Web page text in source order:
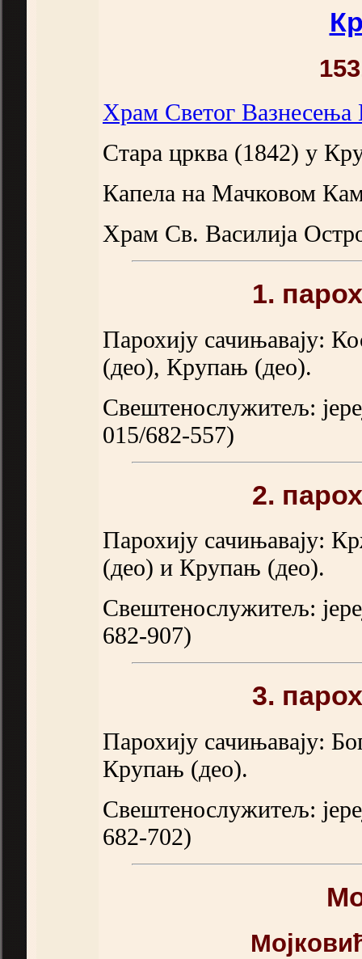
Храм Светог Вазнесења
Стара црква (1842) у
Капела на Мачковом
Храм Св. Василија
1.
Парохију сачињавају:
(део), Крупањ (део).
Свештенослужитељ:
015/682-557)
2.
Парохију сачињавају:
(део) и Крупањ (део).
Свештенослужитељ:
682-907)
3.
Парохију сачињавају:
Крупањ (део).
Свештенослужитељ:
682-702)